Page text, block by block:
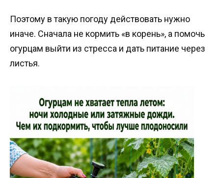
Поэтому в такую погоду действовать нужно
иначе. Сначала не кормить «в корень», а помочь
огурцам выйти из стресса и дать питание через
листья.